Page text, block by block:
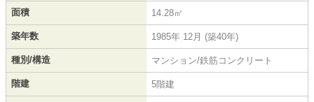
面積 14.28㎡
築年数 1985年 12月 (築40年)
種別/構造 マンション/鉄筋コンクリート
階建 5階建